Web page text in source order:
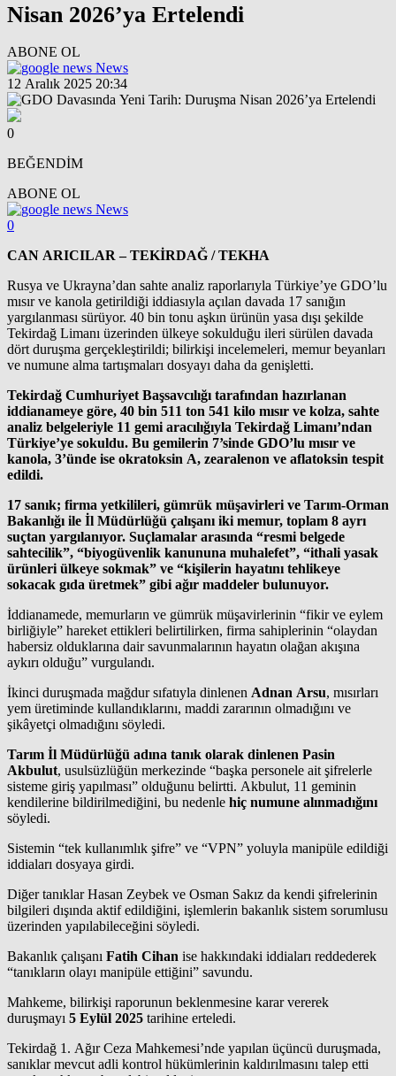
Nisan 2026’ya Ertelendi
ABONE OL
News
12 Aralık 2025 20:34
0
BEĞENDİM
ABONE OL
News
0
CAN ARICILAR – TEKİRDAĞ / TEKHA
Rusya ve Ukrayna’dan sahte analiz raporlarıyla Türkiye’ye GDO’lu
mısır ve kanola getirildiği iddiasıyla açılan davada 17 sanığın
yargılanması sürüyor. 40 bin tonu aşkın ürünün yasa dışı şekilde
Tekirdağ Limanı üzerinden ülkeye sokulduğu ileri sürülen davada
dört duruşma gerçekleştirildi; bilirkişi incelemeleri, memur beyanları
ve numune alma tartışmaları dosyayı daha da genişletti.
Tekirdağ Cumhuriyet Başsavcılığı tarafından hazırlanan
iddianameye göre, 40 bin 511 ton 541 kilo mısır ve kolza, sahte
analiz belgeleriyle 11 gemi aracılığıyla Tekirdağ Limanı’ndan
Türkiye’ye sokuldu. Bu gemilerin 7’sinde GDO’lu mısır ve
kanola, 3’ünde ise okratoksin A, zearalenon ve aflatoksin tespit
edildi.
17 sanık; firma yetkilileri, gümrük müşavirleri ve Tarım-Orman
Bakanlığı ile İl Müdürlüğü çalışanı iki memur, toplam 8 ayrı
suçtan yargılanıyor. Suçlamalar arasında “resmi belgede
sahtecilik”, “biyogüvenlik kanununa muhalefet”, “ithali yasak
ürünleri ülkeye sokmak” ve “kişilerin hayatını tehlikeye
sokacak gıda üretmek” gibi ağır maddeler bulunuyor.
İddianamede, memurların ve gümrük müşavirlerinin “fikir ve eylem
birliğiyle” hareket ettikleri belirtilirken, firma sahiplerinin “olaydan
habersiz olduklarına dair savunmalarının hayatın olağan akışına
aykırı olduğu” vurgulandı.
İkinci duruşmada mağdur sıfatıyla dinlenen Adnan Arsu, mısırları
yem üretiminde kullandıklarını, maddi zararının olmadığını ve
şikâyetçi olmadığını söyledi.
Tarım İl Müdürlüğü adına tanık olarak dinlenen Pasin
Akbulut, usulsüzlüğün merkezinde “başka personele ait şifrelerle
sisteme giriş yapılması” olduğunu belirtti. Akbulut, 11 geminin
kendilerine bildirilmediğini, bu nedenle hiç numune alınmadığını
söyledi.
Sistemin “tek kullanımlık şifre” ve “VPN” yoluyla manipüle edildiği
iddiaları dosyaya girdi.
Diğer tanıklar Hasan Zeybek ve Osman Sakız da kendi şifrelerinin
bilgileri dışında aktif edildiğini, işlemlerin bakanlık sistem sorumlusu
üzerinden yapılabileceğini söyledi.
Bakanlık çalışanı Fatih Cihan ise hakkındaki iddiaları reddederek
“tanıkların olayı manipüle ettiğini” savundu.
Mahkeme, bilirkişi raporunun beklenmesine karar vererek
duruşmayı 5 Eylül 2025 tarihine erteledi.
Tekirdağ 1. Ağır Ceza Mahkemesi’nde yapılan üçüncü duruşmada,
sanıklar mevcut adli kontrol hükümlerinin kaldırılmasını talep etti